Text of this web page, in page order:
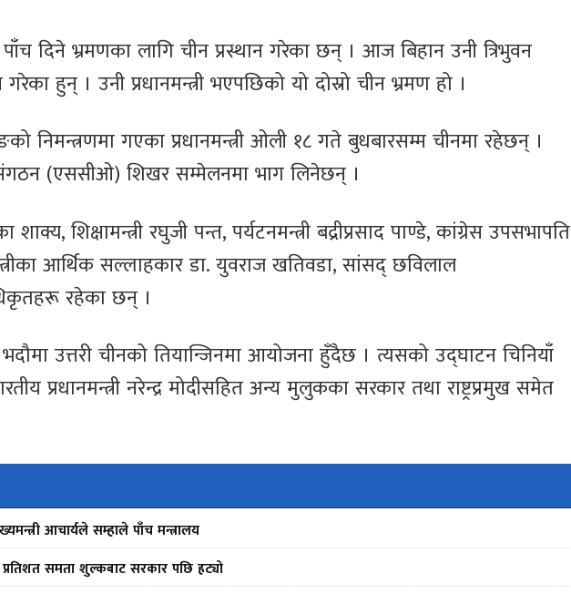
पाँच दिने भ्रमणका लागि चीन प्रस्थान गरेका छन् । आज बिहान उनी त्रिभुवन
हुन् । उनी प्रधानमन्त्री भएपछिको यो दोस्रो चीन भ्रमण हो ।
निमन्त्रणमा गएका प्रधानमन्त्री ओली १८ गते बुधबारसम्म चीनमा रहेछन् ।
(एससीओ) शिखर सम्मेलनमा भाग लिनेछन् ।
शाक्य, शिक्षामन्त्री रघुजी पन्त, पर्यटनमन्त्री बद्रीप्रसाद पाण्डे, कांग्रेस उपसभापति
आर्थिक सल्लाहकार डा. युवराज खतिवडा, सांसद् छविलाल
रहेका छन् ।
उत्तरी चीनको तियान्जिनमा आयोजना हुँदैछ । त्यसको उद्घाटन चिनियाँ
प्रधानमन्त्री नरेन्द्र मोदीसहित अन्य मुलुकका सरकार तथा राष्ट्रप्रमुख समेत
आचार्यले सम्हाले पाँच मन्त्रालय
प्रतिशत समता शुल्कबाट सरकार पछि हट्यो